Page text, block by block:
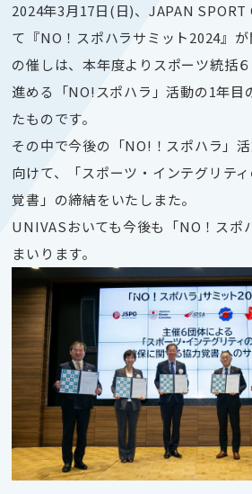
2024年3月17日(日)、JAPAN SPORT
て『NO！スポハラサミット2024』
の催しは、本年度よりスポーツ統括
進める「NO!スポハラ」活動の1年目
たものです。
その中で今後の「NO!！スポハラ」
向けて、「スポーツ・インテグリテ
覚書」の締結をいたしまた。
UNIVASおいても今後も「NO！スポ
まいります。